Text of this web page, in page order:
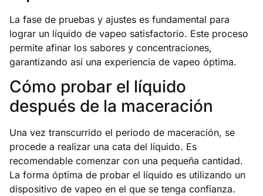
La fase de pruebas y ajustes es fundamental para
lograr un líquido de vapeo satisfactorio. Este proceso
permite afinar los sabores y concentraciones,
garantizando así una experiencia de vapeo óptima.
Cómo probar el líquido
después de la maceración
Una vez transcurrido el periodo de maceración, se
procede a realizar una cata del líquido. Es
recomendable comenzar con una pequeña cantidad.
La forma óptima de probar el líquido es utilizando un
dispositivo de vapeo en el que se tenga confianza.